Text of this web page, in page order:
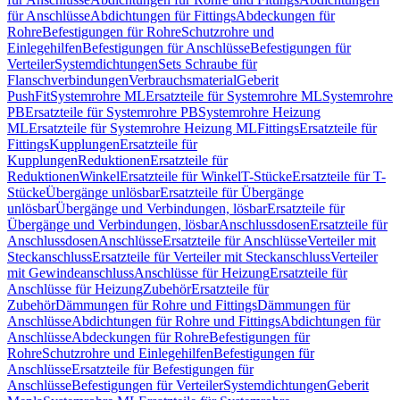
für AnschlüsseAbdichtungen für FittingsAbdeckungen für
RohreBefestigungen für RohreSchutzrohre und
EinlegehilfenBefestigungen für AnschlüsseBefestigungen für
VerteilerSystemdichtungenSets Schraube für
FlanschverbindungenVerbrauchsmaterialGeberit
PushFitSystemrohre MLErsatzteile für Systemrohre MLSystemrohre
PBErsatzteile für Systemrohre PBSystemrohre Heizung
MLErsatzteile für Systemrohre Heizung MLFittingsErsatzteile für
FittingsKupplungenErsatzteile für
KupplungenReduktionenErsatzteile für
ReduktionenWinkelErsatzteile für WinkelT-StückeErsatzteile für T-
StückeÜbergänge unlösbarErsatzteile für Übergänge
unlösbarÜbergänge und Verbindungen, lösbarErsatzteile für
Übergänge und Verbindungen, lösbarAnschlussdosenErsatzteile für
AnschlussdosenAnschlüsseErsatzteile für AnschlüsseVerteiler mit
SteckanschlussErsatzteile für Verteiler mit SteckanschlussVerteiler
mit GewindeanschlussAnschlüsse für HeizungErsatzteile für
Anschlüsse für HeizungZubehörErsatzteile für
ZubehörDämmungen für Rohre und FittingsDämmungen für
AnschlüsseAbdichtungen für Rohre und FittingsAbdichtungen für
AnschlüsseAbdeckungen für RohreBefestigungen für
RohreSchutzrohre und EinlegehilfenBefestigungen für
AnschlüsseErsatzteile für Befestigungen für
AnschlüsseBefestigungen für VerteilerSystemdichtungenGeberit